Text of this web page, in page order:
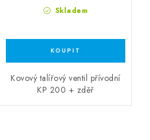
Skladem
Kovový talířový ventil přívodní
KP 200 + zděř